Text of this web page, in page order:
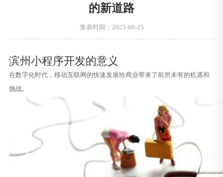
的新道路
发表时间：2023-08-25
滨州小程序开发的意义
在数字化时代，移动互联网的快速发展给商业带来了前所未有的机遇和
挑战。